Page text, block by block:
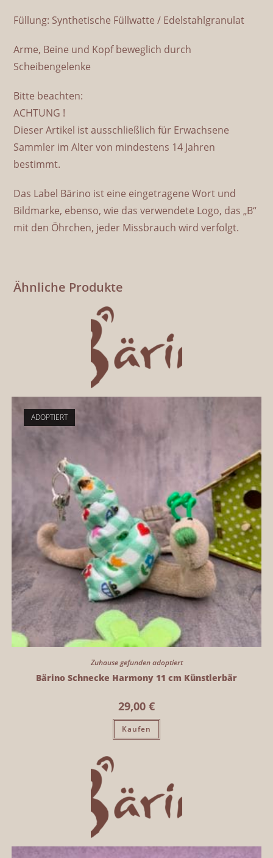
Füllung: Synthetische Füllwatte / Edelstahlgranulat
Arme, Beine und Kopf beweglich durch
Scheibengelenke
Bitte beachten:
ACHTUNG !
Dieser Artikel ist ausschließlich für Erwachsene
Sammler im Alter von mindestens 14 Jahren
bestimmt.
Das Label Bärino ist eine eingetragene Wort und
Bildmarke, ebenso, wie das verwendete Logo, das „B“
mit den Öhrchen, jeder Missbrauch wird verfolgt.
Ähnliche Produkte
ADOPTIERT
Zuhause gefunden adoptiert
Bärino Schnecke Harmony 11 cm Künstlerbär
29,00 €
Kaufen